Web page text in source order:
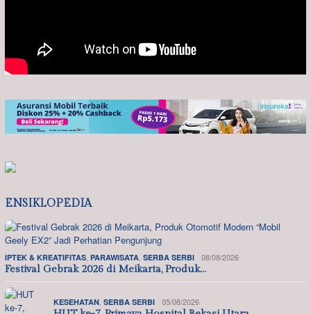
ENSIKLOPEDIA
IPTEK & KREATIFITAS PARAWISATA SERBA SERBI 08/08/2026
Festival Gebrak 2026 di Meikarta, Produk…
KESEHATAN SERBA SERBI 05/08/2026